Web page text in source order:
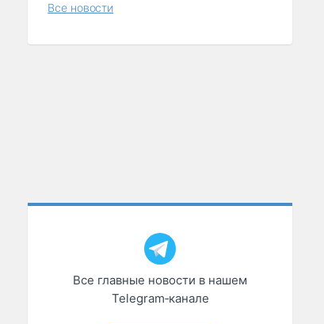
Все новости
Все главные новости в нашем
Telegram‑канале